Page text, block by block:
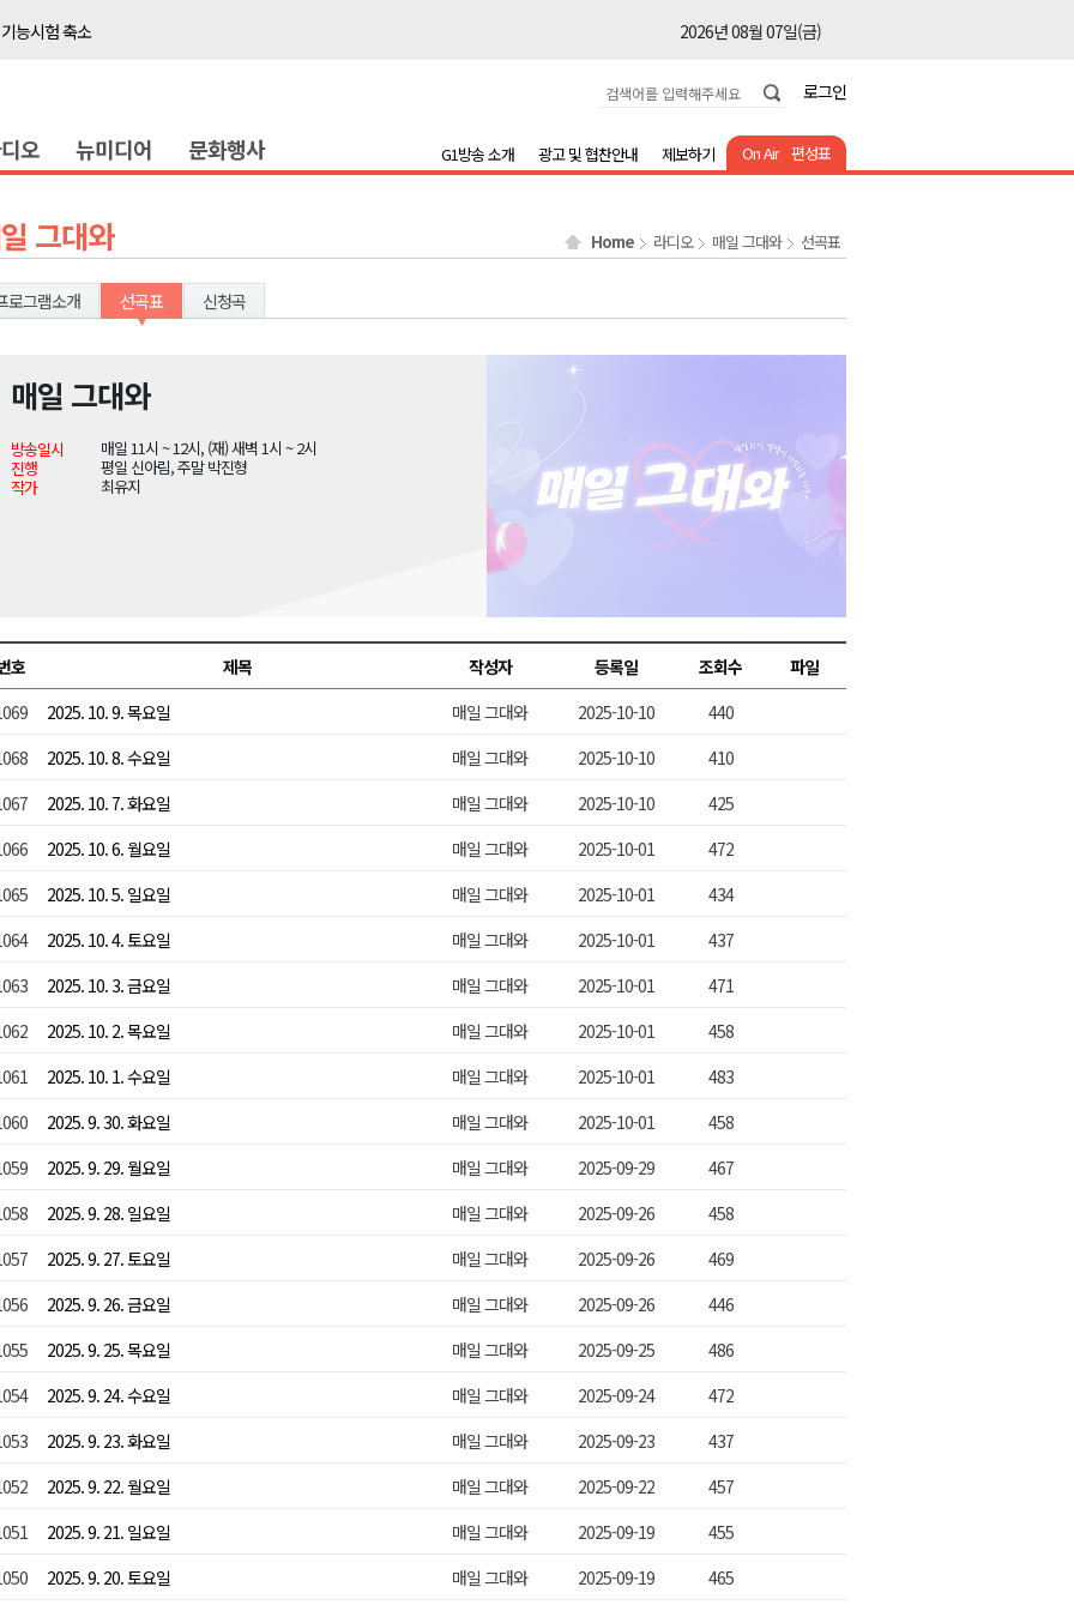
능시험 축소
2026년 08월 07일(금)
2026년 08월 07일(금)
가포르 복합리조트
2026년 08월 07일(금)
막
원사업 시행
2026년 08월 07일(금)
안전 진단
위 한풀 꺾여
능시험 축소
경제살리기 추진
2026년 08월 07일(금)
로 전면 통제
2026년 08월 07일(금)
2026년 08월 07일(금)
원사업 시행
2026년 08월 07일(금)
밀 안전 진단
2026년 08월 07일(금)
4.1km 지정
2026년 08월 07일(금)
로그인
오 뉴미디어 문화행사 On Air 편성표
G1방송 소개 광고 및 협찬안내 제보하기
그대와 Home 라디오 매일 그대와 선곡표
로그램소개 선곡표 신청곡
매일 그대와
방송일시
매일 11시 ~ 12시, (재) 새벽 1시 ~ 2시
진행
평일 신아림, 주말 박진형
작가
최유지
호 제목 작성자 등록일 조회수
파일
2025. 10. 9. 목요일 매일 그대와 2025-10-10
440
2025. 10. 8. 수요일 매일 그대와 2025-10-10
410
2025. 10. 7. 화요일 매일 그대와 2025-10-10
425
2025. 10. 6. 월요일 매일 그대와 2025-10-01
472
2025. 10. 5. 일요일 매일 그대와 2025-10-01
434
2025. 10. 4. 토요일 매일 그대와 2025-10-01
437
2025. 10. 3. 금요일 매일 그대와 2025-10-01
471
2025. 10. 2. 목요일 매일 그대와 2025-10-01
458
2025. 10. 1. 수요일 매일 그대와 2025-10-01
483
2025. 9. 30. 화요일 매일 그대와 2025-10-01
458
2025. 9. 29. 월요일 매일 그대와 2025-09-29
467
2025. 9. 28. 일요일 매일 그대와 2025-09-26
458
2025. 9. 27. 토요일 매일 그대와 2025-09-26
469
2025. 9. 26. 금요일 매일 그대와 2025-09-26
446
2025. 9. 25. 목요일 매일 그대와 2025-09-25
486
2025. 9. 24. 수요일 매일 그대와 2025-09-24
472
2025. 9. 23. 화요일 매일 그대와 2025-09-23
437
2025. 9. 22. 월요일 매일 그대와 2025-09-22
457
2025. 9. 21. 일요일 매일 그대와 2025-09-19
455
2025. 9. 20. 토요일 매일 그대와 2025-09-19 465